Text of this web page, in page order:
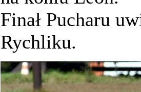
Finał Pucharu
Rychliku.